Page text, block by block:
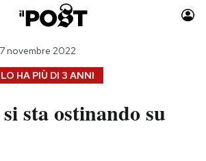
Auto
Moda
HA PIÙ DI 3 ANNI
novembre 2022
sta ostinando su